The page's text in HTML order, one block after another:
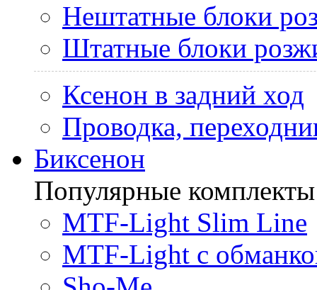
Нештатные блоки
Штатные блоки
Ксенон в задний ход
Проводка,
Биксенон
Популярные комплекты
MTF-Light Slim Line
MTF-Light с